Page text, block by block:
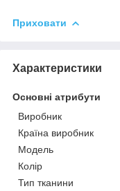
Приховати
Характеристики
Основні атрибути
Виробник
Країна виробник
Модель
Колір
Тип тканини